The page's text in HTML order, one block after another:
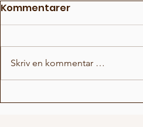
Hæ!? DERFOR ligger vi å
Kommentarer
Skriv en kommentar …